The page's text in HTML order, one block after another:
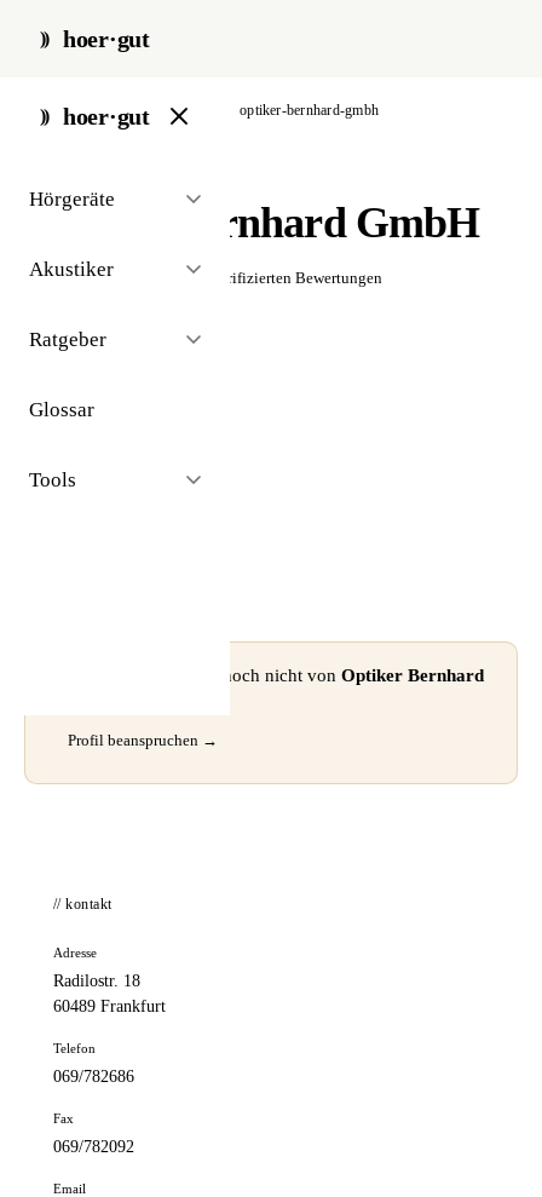
hoer·gut
hoer·gut
Hörgeräte
Akustiker
Ratgeber
Glossar
Tools
start / akustiker / frankfurt optiker-bernhard-gmbh
Optiker Bernhard GmbH
☆☆☆☆☆ Noch keine verifizierten Bewertungen
⚠ Dieses Profil wurde noch nicht von Optiker Bernhard
Profil beanspruchen →
// kontakt
Adresse
Radilostr. 18
60489 Frankfurt
Telefon
069/782686
Fax
069/782092
Email